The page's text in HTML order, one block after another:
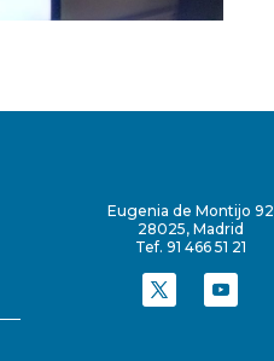
Eugenia de Montijo 92
28025, Madrid
Tef. 91 466 51 21